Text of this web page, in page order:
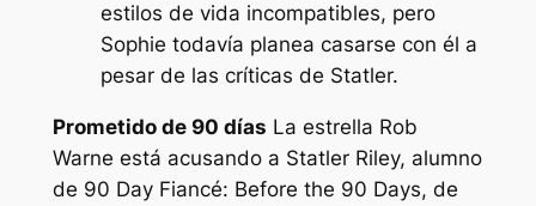
estilos de vida incompatibles, pero
Sophie todavía planea casarse con él a
pesar de las críticas de Statler.
Prometido de 90 días La estrella Rob
Warne está acusando a Statler Riley, alumno
de 90 Day Fiancé: Before the 90 Days, de